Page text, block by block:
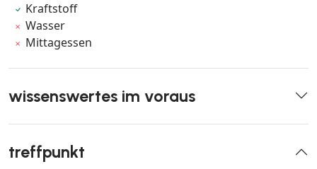
Kraftstoff
Wasser
Mittagessen
wissenswertes im voraus
treffpunkt